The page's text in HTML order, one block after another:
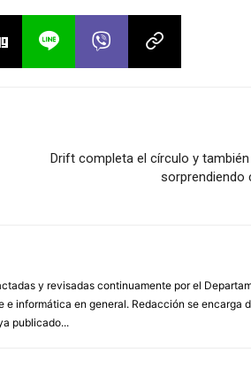
Drift completa el círculo y
sorprendiendo
y revisadas continuamente por el
informática en general. Redacción se encarga
publicado...